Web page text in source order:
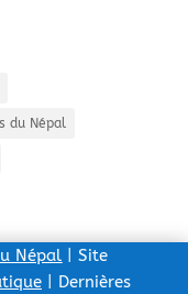
du Népal
Népal
| Site
| Dernières